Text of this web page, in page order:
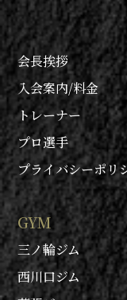
会長挨拶
入会案内/料金
トレーナー
プロ選手
プライバシーポリ
GYM
三ノ輪ジム
西川口ジム